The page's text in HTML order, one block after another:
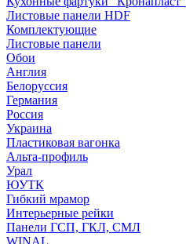
Листовые панели HDF
Комплектующие
Листовые панели
Обои
Англия
Белоруссия
Германия
Россия
Украина
Пластиковая вагонка
Альта-профиль
Урал
ЮУТК
Гибкий мрамор
Интерьерные рейки
Панели ГСП, ГКЛ, СМЛ
WINAL